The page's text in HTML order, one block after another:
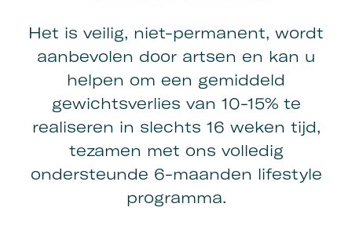
Het is veilig, niet-permanent, wordt
aanbevolen door artsen en kan u
helpen om een gemiddeld
gewichtsverlies van 10-15% te
realiseren in slechts 16 weken tijd,
tezamen met ons volledig
ondersteunde 6-maanden lifestyle
programma.